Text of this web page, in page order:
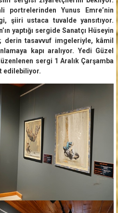
portrelerinden Yunus Emre’nin
şiiri ustaca tuvalde yansıtıyor.
yaptığı sergide Sanatçı Hüseyin
derin tasavvuf imgeleriyle, kâmil
kapı aralıyor. Yedi Güzel
sergi 1 Aralık Çarşamba
edilebiliyor.